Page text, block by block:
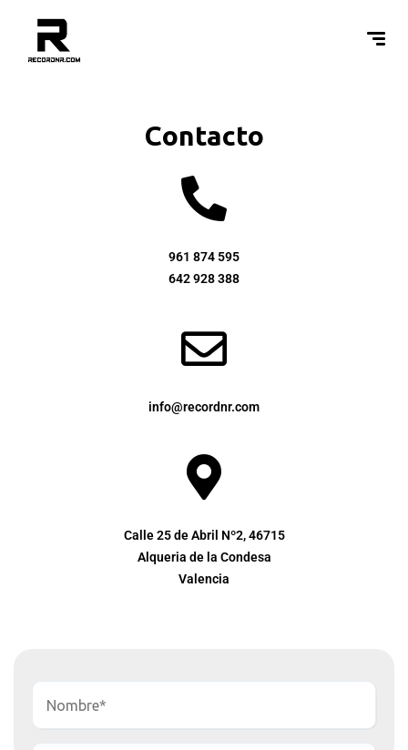
Contacto
961 874 595
642 928 388
info@recordnr.com
Calle 25 de Abril Nº2, 46715
Alqueria de la Condesa
Valencia